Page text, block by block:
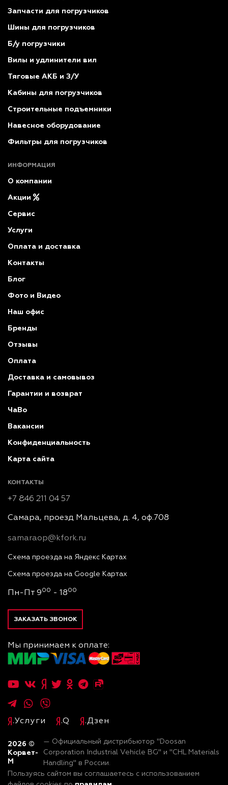
Запчасти для погрузчиков
Шины для погрузчиков
Б/у погрузчики
Вилы и удлинители вил
Тяговые АКБ и З/У
Кабины для погрузчиков
Строительные подъемники
Навесное оборудование
Фильтры для погрузчиков
ИНФОРМАЦИЯ
О компании
Акции
Сервис
Услуги
Оплата и доставка
Контакты
Блог
Фото и Видео
Наш офис
Бренды
Отзывы
Оплата
Доставка и самовывоз
Гарантии и возврат
ЧаВо
Вакансии
Конфиденциальность
Карта сайта
КОНТАКТЫ
+7 846 211 04 57
Самара, проезд Мальцева, д. 4, оф.708
samaraop@kfork.ru
Схема проезда на Яндекс Картах
Схема проезда на Google Картах
Пн-Пт 900 - 1800
ЗАКАЗАТЬ ЗВОНОК
Мы принимаем к оплате:
.Услуги .Q .Дзен
2026 ©
Корвет-
М
— Официальный дистрибьютор "Doosan
Corporation Industrial Vehicle BG" и "CHL Materials
Handling" в России.
Пользуясь сайтом вы соглашаетесь с использованием